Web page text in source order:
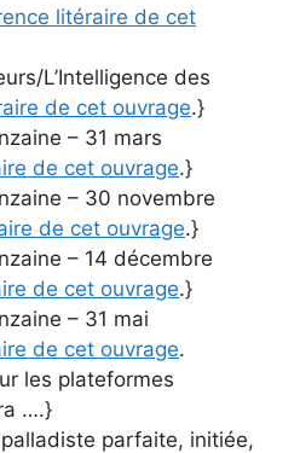
litéraire de cet
L’Intelligence des
de cet ouvrage.}
– 31 mars
de cet ouvrage.}
– 30 novembre
de cet ouvrage.}
– 14 décembre
de cet ouvrage.}
– 31 mai
de cet ouvrage.
les plateformes
….}
palladiste parfaite, initiée,